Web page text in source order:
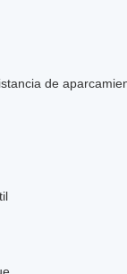
de